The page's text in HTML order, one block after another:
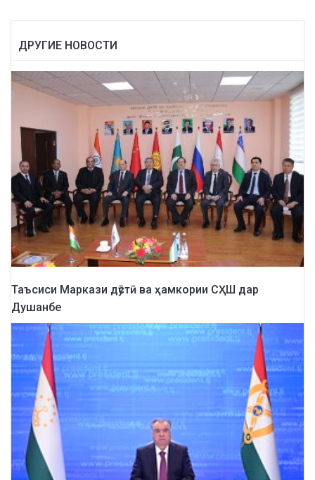
ДРУГИЕ НОВОСТИ
Таъсиси Маркази дӯстӣ ва ҳамкории СҲШ дар
Душанбе